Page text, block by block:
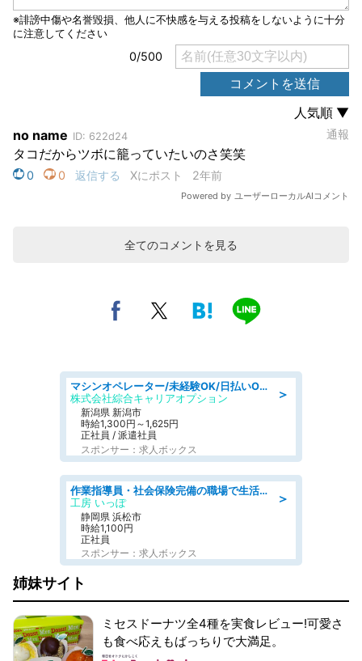
全てのコメントを見る
＞
マシンオペレーター/未経験OK/日払いOK/寮費無料/交替制/20・30・40代活躍中
株式会社綜合キャリアオプション
新潟県 新潟市
時給1,300円～1,625円
正社員 / 派遣社員
スポンサー：求人ボックス
＞
作業指導員・社会保険完備の職場で生活支援員
工房 いっぽ
静岡県 浜松市
時給1,100円
正社員
スポンサー：求人ボックス
姉妹サイト
ミセスドーナツ全4種を実食レビュー!可愛さ
も食べ応えもばっちりで大満足。